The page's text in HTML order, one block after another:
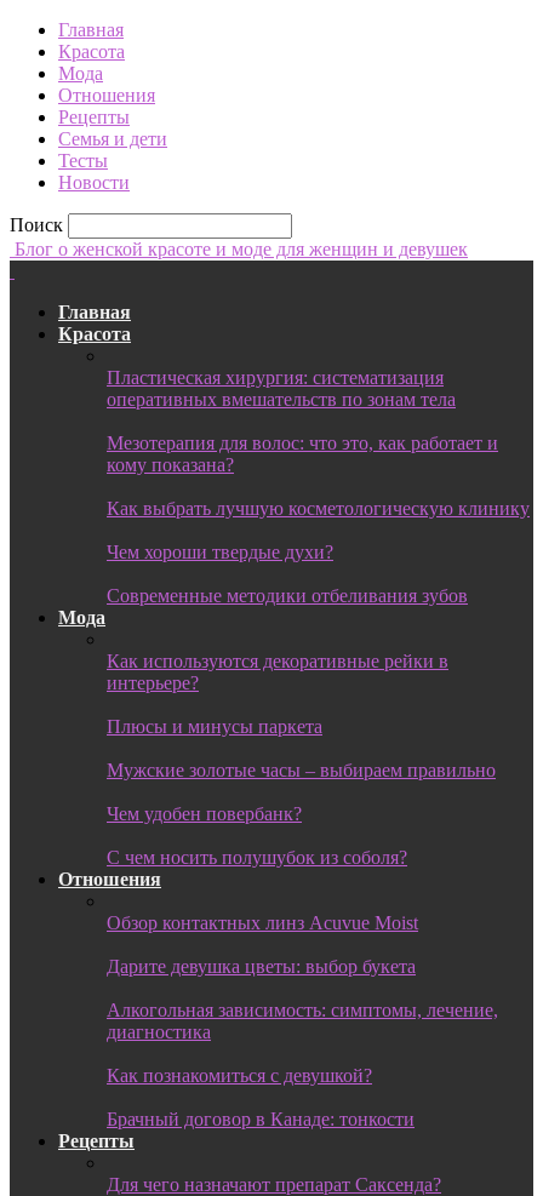
Главная
Красота
Мода
Отношения
Рецепты
Семья и дети
Тесты
Новости
Поиск
Блог о женской красоте и моде для женщин и девушек
Главная
Красота
Пластическая хирургия: систематизация
оперативных вмешательств по зонам тела
Мезотерапия для волос: что это, как работает и
кому показана?
Как выбрать лучшую косметологическую клинику
Чем хороши твердые духи?
Современные методики отбеливания зубов
Мода
Как используются декоративные рейки в
интерьере?
Плюсы и минусы паркета
Мужские золотые часы – выбираем правильно
Чем удобен повербанк?
С чем носить полушубок из соболя?
Отношения
Обзор контактных линз Acuvue Moist
Дарите девушка цветы: выбор букета
Алкогольная зависимость: симптомы, лечение,
диагностика
Как познакомиться с девушкой?
Брачный договор в Канаде: тонкости
Рецепты
Для чего назначают препарат Саксенда?